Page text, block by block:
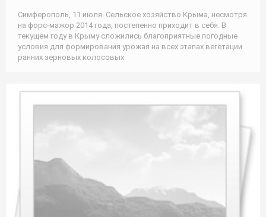
Симферополь, 11 июля. Сельское хозяйство Крыма, несмотря
на форс-мажор 2014 года, постепенно приходит в себя. В
текущем году в Крыму сложились благоприятные погодные
условия для формирования урожая на всех этапах вегетации
ранних зерновых колосовых